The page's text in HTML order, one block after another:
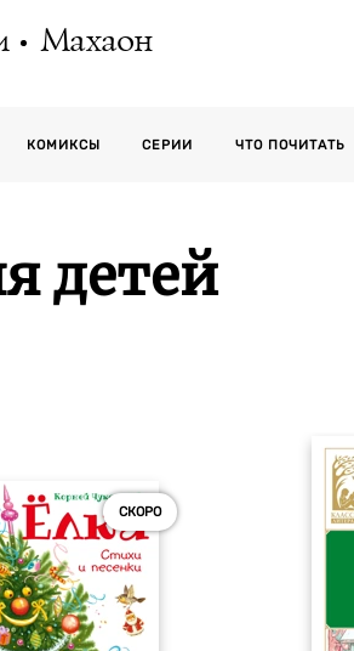
Махаон
КОМИКСЫ СЕРИИ ЧТО ПОЧИТАТЬ
детей
СКОРО